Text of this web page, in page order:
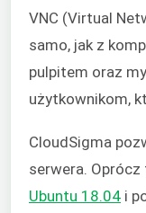
VNC (Virtual
samo, jak z
pulpitem oraz
użytkownikom,
CloudSigma
serwera.
Ubuntu 18.04 i